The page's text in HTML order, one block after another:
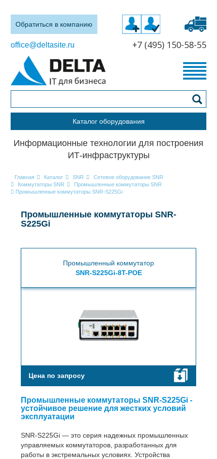
Обратиться в компанию
office@deltasite.ru +7 (495) 150-58-55
Каталог оборудования
Информационные технологии для построения
ИТ-инфраструктуры
Главная Каталог SNR
Сетевое оборудование SNR
Коммутаторы SNR
Промышленные коммутаторы SNR
Промышленные коммутаторы SNR-S225Gi
Промышленные коммутаторы SNR-
S225Gi
Промышленный коммутатор
SNR-S225Gi-8T-POE
Цена по запросу
Промышленные коммутаторы SNR-S225Gi -
устойчивое решение для жестких условий
эксплуатации
SNR-S225Gi — это серия надежных промышленных
управляемых коммутаторов, разработанных для
работы в экстремальных условиях. Устройства